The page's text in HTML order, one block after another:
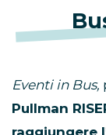
Eventi in Bus,
Pullman